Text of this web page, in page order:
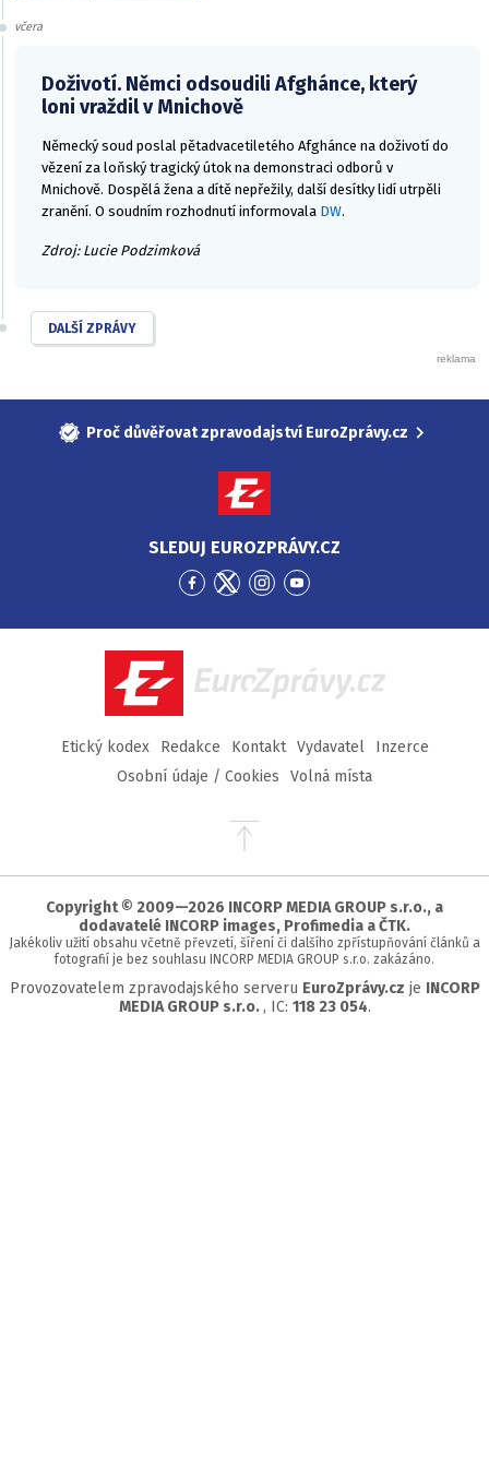
včera
Doživotí. Němci odsoudili Afghánce, který
loni vraždil v Mnichově
Německý soud poslal pětadvacetiletého Afghánce na doživotí do
vězení za loňský tragický útok na demonstraci odborů v
Mnichově. Dospělá žena a dítě nepřežily, další desítky lidí utrpěli
zranění. O soudním rozhodnutí informovala DW.
Zdroj: Lucie Podzimková
DALŠÍ ZPRÁVY
Proč důvěřovat zpravodajství EuroZprávy.cz
SLEDUJ EUROZPRÁVY.CZ
Přejít
Facebook
Přejít
Twitter
Přejít
Instagram
Přejít
YouTube
EuroZprávy.cz
Etický kodex Redakce Kontakt Vydavatel
Inzerce
Osobní údaje / Cookies
Volná místa
Přejít
stránky
Copyright © 2009—2026 INCORP MEDIA GROUP s.r.o., a
dodavatelé INCORP images, Profimedia a ČTK.
Jakékoliv užití obsahu včetně převzetí, šíření či dalšího zpřístupňování článků a
fotografií je bez souhlasu INCORP MEDIA GROUP s.r.o. zakázáno.
Provozovatelem zpravodajského serveru EuroZprávy.cz je INCORP
MEDIA GROUP s.r.o. , IC: 118 23 054.